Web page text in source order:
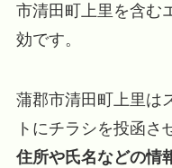
市清田町上里を含む
効です。
蒲郡市清田町上里は
トにチラシを投函
住所や氏名などの情